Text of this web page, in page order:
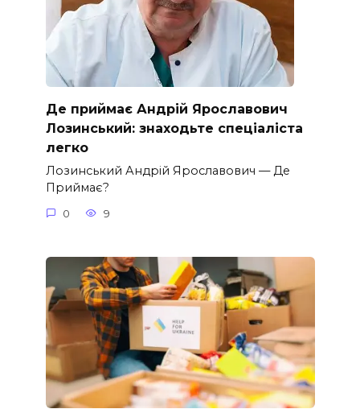
Де приймає Андрій Ярославович
Лозинський: знаходьте спеціаліста
легко
Лозинський Андрій Ярославович — Де
Приймає?
0 9